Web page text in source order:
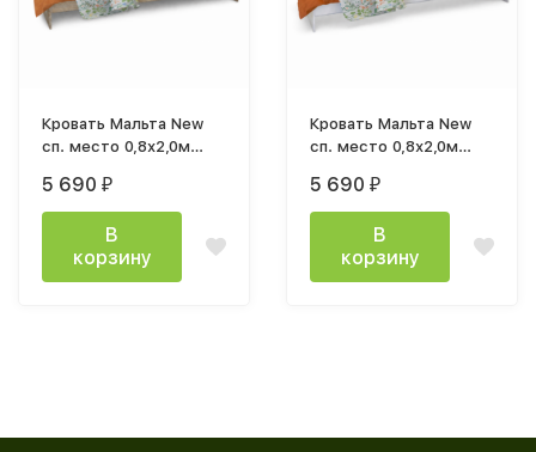
Кровать Мальта New
сп. место 0,8х2,0м
5 690 ₽
В
корзину
Кровать Мальта New
сп. место 0,8х2,0м
5 690 ₽
В
корзину